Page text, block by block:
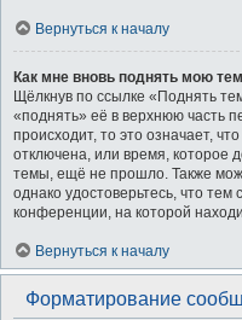
Вернуться к началу
Как мне вновь поднять мою
Щёлкнув по ссылке «Поднять
«поднять» её в верхнюю часть
происходит, то это означает,
отключена, или время, которое
темы, ещё не прошло. Также
однако удостоверьтесь, что
конференции, на которой
Вернуться к началу
Форматирование